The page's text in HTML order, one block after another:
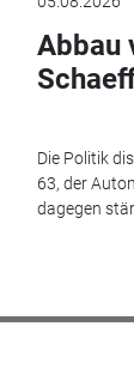
Abbau
Die Politik
63, der
dagegen